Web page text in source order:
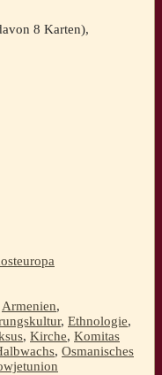
8 Karten),
Armenien,
, Ethnologie,
, Kirche, Komitas
, Osmanisches